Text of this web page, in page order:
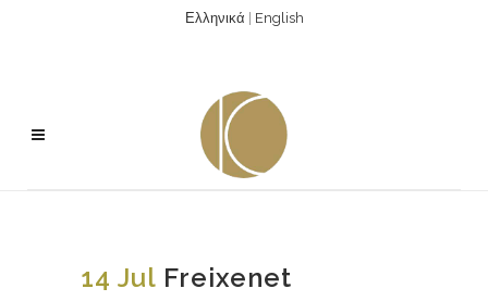
Ελληνικά English
14 Jul Freixenet